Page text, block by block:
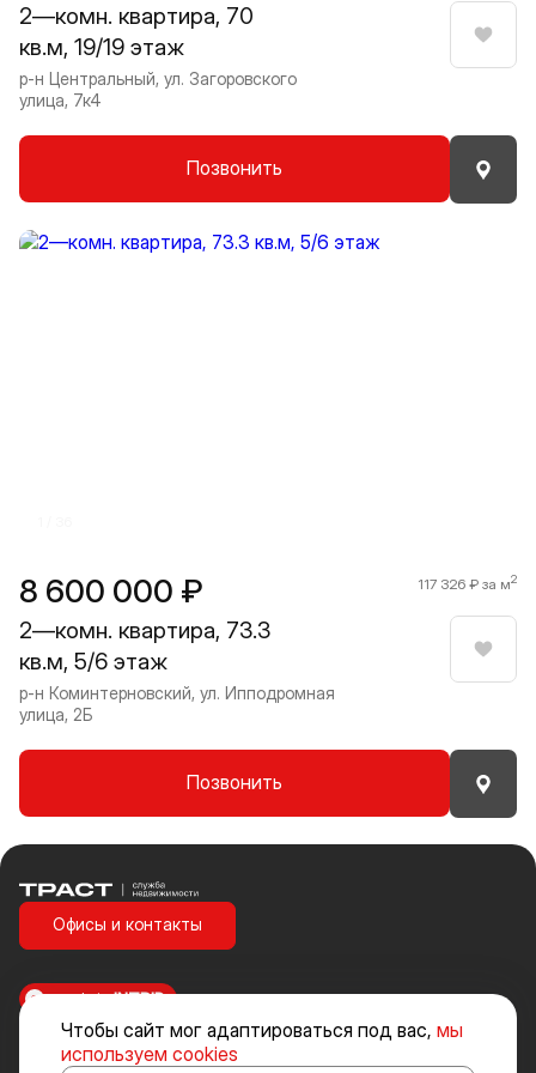
2—комн. квартира, 70
кв.м, 19/19 этаж
р-н Центральный, ул. Загоровского
улица, 7к4
Позвонить
8 600 000 ₽ 117 326 ₽ за м2
2—комн. квартира, 73.3
кв.м, 5/6 этаж
р-н Коминтерновский, ул. Ипподромная
улица, 2Б
Позвонить
Чтобы сайт мог адаптироваться под вас, мы
используем cookies
Траст | Служба недвижимости
Офисы и контакты
Стоимость объектов недвижимости и иных товаров и услуг, не
включенных в «Прайс-лист» носит исключительно информационный
made inINTRID